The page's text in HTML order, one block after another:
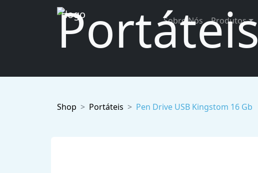
Sobre Nós Produtos
Portáteis
Shop Portáteis Pen Drive USB Kingstom 16 Gb